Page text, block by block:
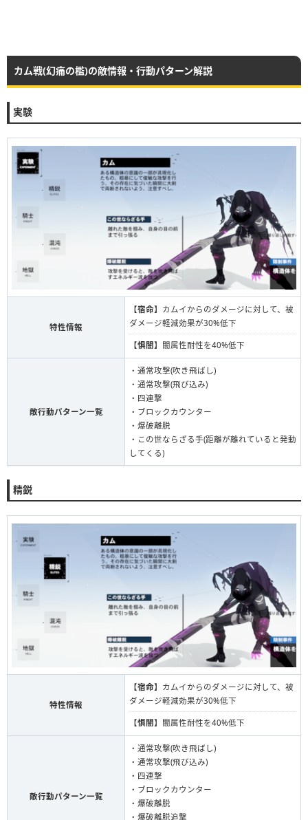
カム戦(幻痛の檻)の敵情報・行動パターン解説
実験
特性情報
【宿命】カムイからのダメージに対して、被
ダメージ軽減効果が30%低下
【惧闇】闇属性耐性を40%低下
敵行動パターン一覧
・通常攻撃(吹き飛ばし)
・通常攻撃(飛び込み)
・四連撃
・ブロックカウンター
・爆破離脱
・この世ならざる手(距離が離れていると発動
してくる)
精鋭
特性情報
【宿命】カムイからのダメージに対して、被
ダメージ軽減効果が30%低下
【惧闇】闇属性耐性を40%低下
敵行動パターン一覧
・通常攻撃(吹き飛ばし)
・通常攻撃(飛び込み)
・四連撃
・ブロックカウンター
・爆破離脱
・爆破離脱追撃